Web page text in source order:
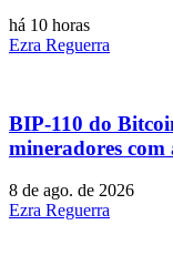
há 10 horas
Ezra Reguerra
BIP-110 do
mineradores
8 de ago. de 2026
Ezra Reguerra